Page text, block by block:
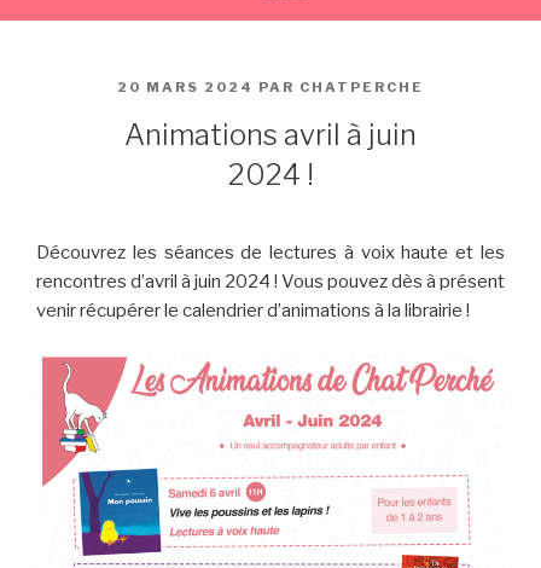
PUBLIÉ
20 MARS 2024 PAR CHATPERCHE
Animations avril à juin
2024 !
Découvrez les séances de lectures à voix haute et les
rencontres d’avril à juin 2024 ! Vous pouvez dès à présent
venir récupérer le calendrier d’animations à la librairie !